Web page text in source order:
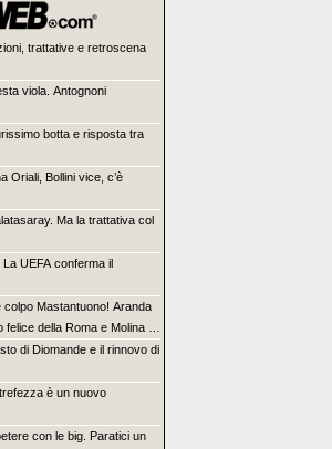
trattative e retroscena
viola. Antognoni
botta e risposta tra
Oriali, Bollini vice, c’è
Ma la trattativa col
UEFA conferma il
Mastantuono! Aranda
della Roma e Molina è
di Diomande e il rinnovo di
è un nuovo
con le big. Paratici un